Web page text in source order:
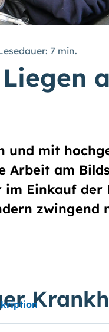
7 min.
und mit
am
Einkauf der
zwingend